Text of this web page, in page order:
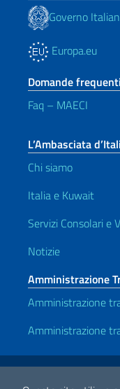
Governo
Europa.eu
Domande frequenti
Faq – MAECI
L’Ambasciata
Chi siamo
Italia e Kuwait
Servizi Consolari e
Notizie
Amministrazione
Amministrazione
Amministrazione
Link Utili